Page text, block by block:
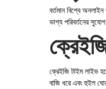
বর্তমান বিশ্বে
ভাগ্য পরিবর্তনের
ক্রেইজি টাইম লাইভ
বাজি ধরে এবং হুইল